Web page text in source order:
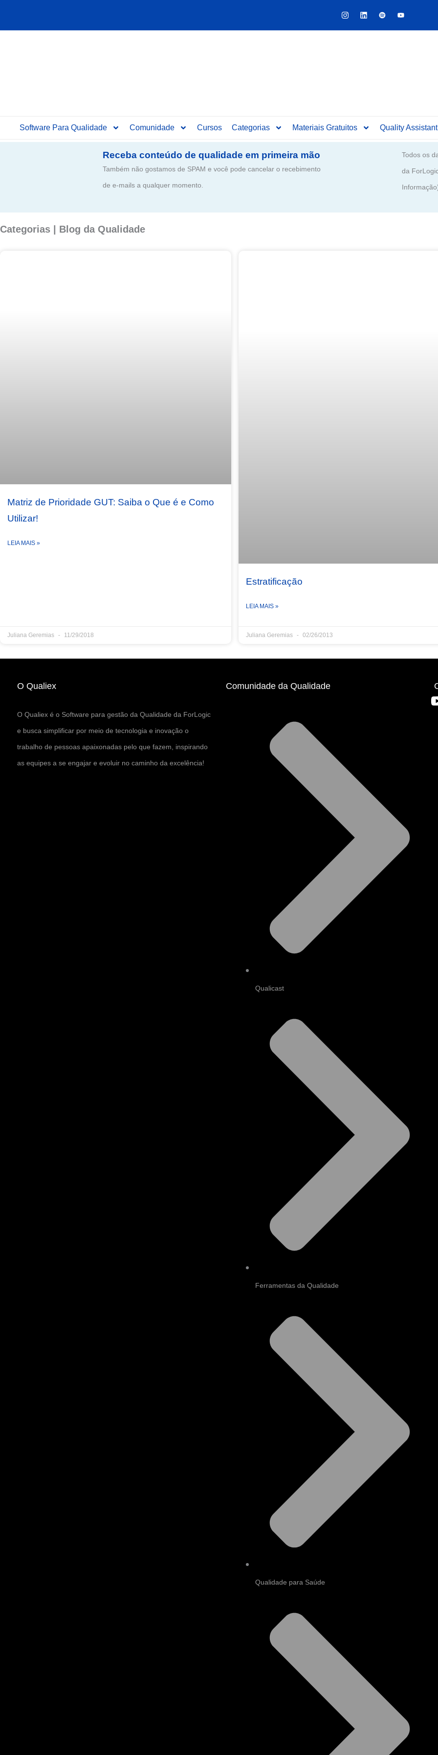
o
t
Software Para Qualidade Comunidade Cursos Categorias Materiais Gratuitos Quality
Receba conteúdo de qualidade em primeira mão
Também não gostamos de SPAM e você pode cancelar o recebimento
de e-mails a qualquer momento.
Todos os
da
Categorias | Blog da Qualidade
Matriz de Prioridade GUT: Saiba o Que é e Como
Utilizar!
LEIA MAIS »
Juliana Geremias 11/29/2018
Estratificação
LEIA MAIS »
Juliana Geremias 02/26/2013
O Qualiex
O Qualiex é o Software para gestão da Qualidade da ForLogic
e busca simplificar por meio de tecnologia e inovação o
trabalho de pessoas apaixonadas pelo que fazem, inspirando
as equipes a se engajar e evoluir no caminho da excelência!
Comunidade da Qualidade
Qualicast
Ferramentas da Qualidade
Qualidade para Saúde